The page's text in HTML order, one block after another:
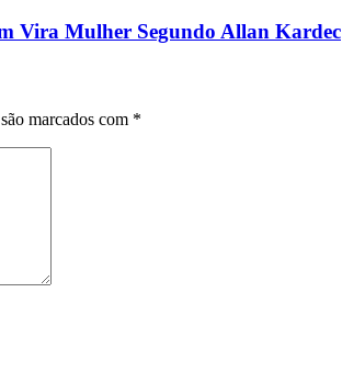
Vira Mulher Segundo Allan Kardec
marcados com *